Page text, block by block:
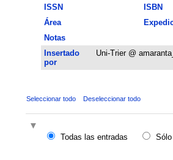
ISSN
ISBN
Área
Notas
Insertado
por
Uni-Trier @
Seleccionar todo Deseleccionar todo
Todas las entradas